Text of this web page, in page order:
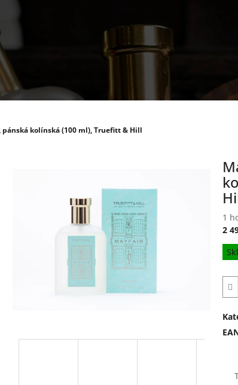
pánská kolínská (100 ml), Truefitt & Hill
je
z
1
2